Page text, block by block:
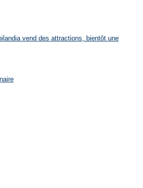
vend des attractions, bientôt une